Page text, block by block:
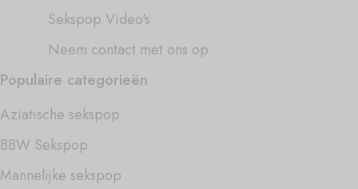
Sekspop Video's
Neem contact met ons op
Populaire categorieën
Aziatische sekspop
BBW Sekspop
Mannelijke sekspop